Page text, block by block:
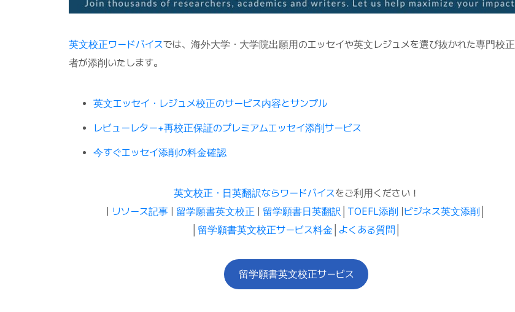
英文校正ワードバイスでは、海外大学・大学院出願用のエッセイや英文レジュメを選び抜かれた専門校正
者が添削いたします。
英文エッセイ・レジュメ校正のサービス内容とサンプル
レビューレター+再校正保証のプレミアムエッセイ添削サービス
今すぐエッセイ添削の料金確認
英文校正・日英翻訳ならワードバイスをご利用ください！
リソース記事 留学願書英文校正 留学願書日英翻訳 TOEFL添削 ビジネス英文添削
留学願書英文校正サービス料金 よくある質問
留学願書英文校正サービス